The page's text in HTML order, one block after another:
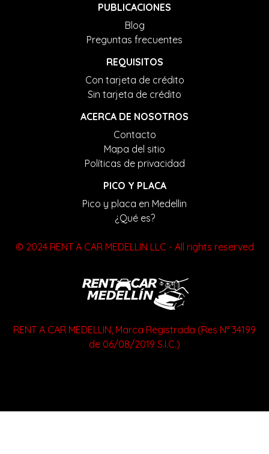
PUBLICACIONES
Blog
Preguntas frecuentes
REQUISITOS
Con tarjeta de crédito
Sin tarjeta de crédito
ACERCA DE NOSOTROS
Contacto
Mapa del sitio
Políticas de privacidad
PICO Y PLACA
Pico y placa en Medellin
¿Qué es?
© 2024 RENT A CAR MEDELLIN LLC - All rights reserved
RENT A CAR MEDELLIN, Marca Registrada (Res N° 34199
de 06/08/2019 S.I.C.)